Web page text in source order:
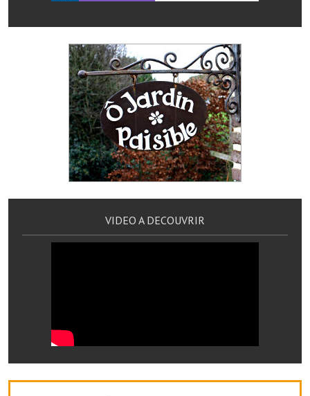
Affaires scolaires, CCAS
Eaux, assainissement
France services
France Renov
Déchets ménagers, tri sélectif, encombrants
Services publics communaux
Equipements sportifs
Bibliothèque
VIDEO A DECOUVRIR